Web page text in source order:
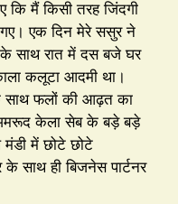
मैं किसी तरह जिंदगी
गए। एक दिन मेरे ससुर ने
साथ रात में दस बजे घर
कलूटा आदमी था।
साथ फलों की आढ़त का
केला सेब के बड़े बड़े
में छोटे छोटे
साथ ही बिजनेस पार्टनर